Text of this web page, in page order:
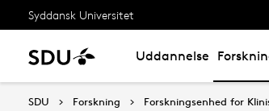
Syddansk Universitet
Uddannelse
SDU Forskning Forskningsenhed for